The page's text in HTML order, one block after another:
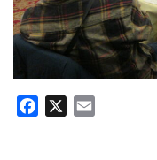
Facebook